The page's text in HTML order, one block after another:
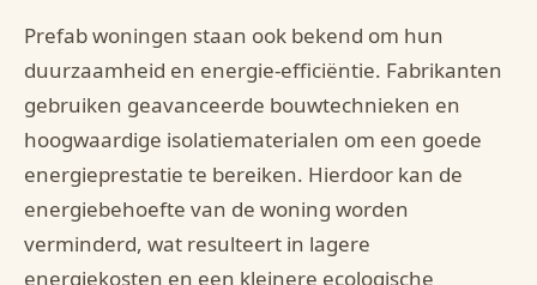
Prefab woningen staan ook bekend om hun
duurzaamheid en energie-efficiëntie. Fabrikanten
gebruiken geavanceerde bouwtechnieken en
hoogwaardige isolatiematerialen om een goede
energieprestatie te bereiken. Hierdoor kan de
energiebehoefte van de woning worden
verminderd, wat resulteert in lagere
energiekosten en een kleinere ecologische